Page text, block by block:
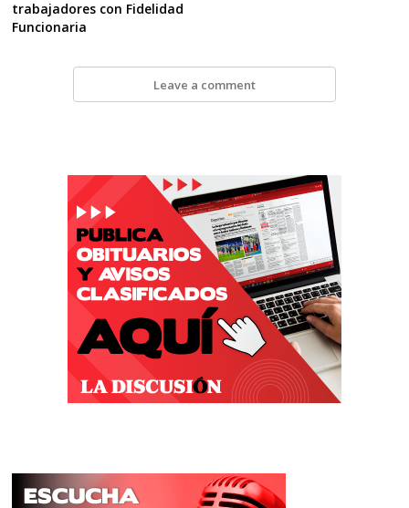
trabajadores con Fidelidad
Funcionaria
Leave a comment